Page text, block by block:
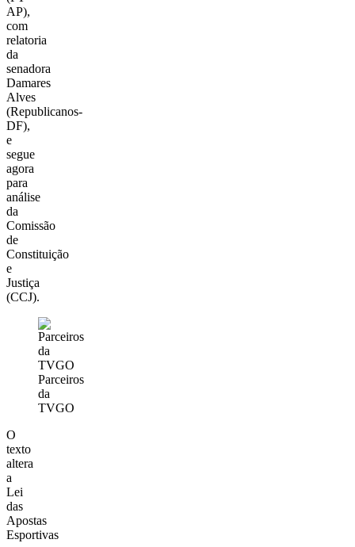
AP),
com
relatoria
da
senadora
Damares
Alves
(Republicanos-
DF),
e
segue
agora
para
análise
da
Comissão
de
Constituição
e
Justiça
(CCJ).
Parceiros
da
TVGO
O
texto
altera
a
Lei
das
Apostas
Esportivas